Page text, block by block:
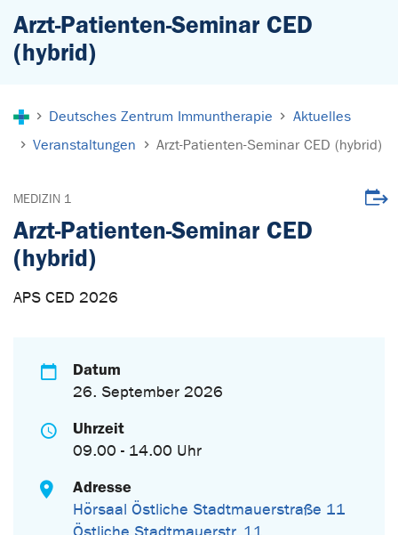
Arzt-Patienten-Seminar CED
(hybrid)
Deutsches Zentrum Immuntherapie
Aktuelles
Veranstaltungen
Arzt-Patienten-Seminar CED (hybrid)
MEDIZIN 1
Arzt-Patienten-Seminar CED
(hybrid)
APS CED 2026
Datum
26. September 2026
Uhrzeit
09.00 - 14.00 Uhr
Adresse
Hörsaal Östliche Stadtmauerstraße 11